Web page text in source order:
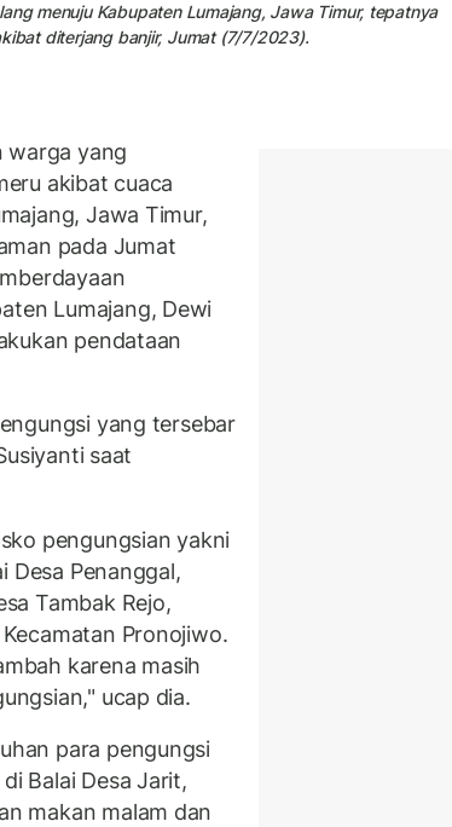
menuju Kabupaten Lumajang, Jawa Timur, tepatnya
diterjang banjir, Jumat (7/7/2023).
warga yang
akibat cuaca
Jawa Timur,
pada Jumat
Lumajang, Dewi
pendataan
yang tersebar
saat
pengungsian yakni
Desa Penanggal,
Tambak Rejo,
Pronojiwo.
karena masih
ucap dia.
para pengungsi
Balai Desa Jarit,
makan malam dan